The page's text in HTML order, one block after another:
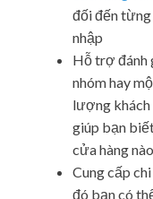
đối đến từng
nhập
Hỗ trợ đánh
nhóm hay
lượng khách
giúp bạn
cửa hàng nào.
Cung cấp
đó bạn có